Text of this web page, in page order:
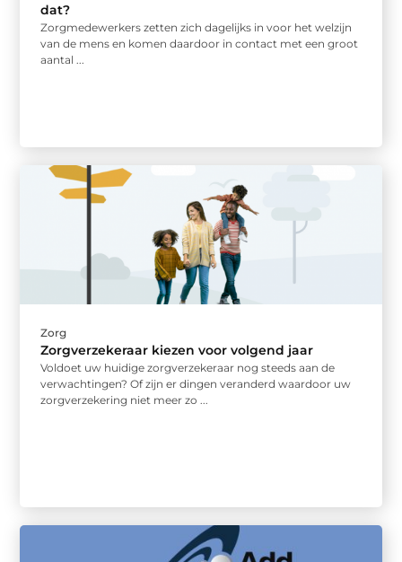
dat?
Zorgmedewerkers zetten zich dagelijks in voor het welzijn
van de mens en komen daardoor in contact met een groot
aantal ...
Zorg
Zorgverzekeraar kiezen voor volgend jaar
Voldoet uw huidige zorgverzekeraar nog steeds aan de
verwachtingen? Of zijn er dingen veranderd waardoor uw
zorgverzekering niet meer zo ...